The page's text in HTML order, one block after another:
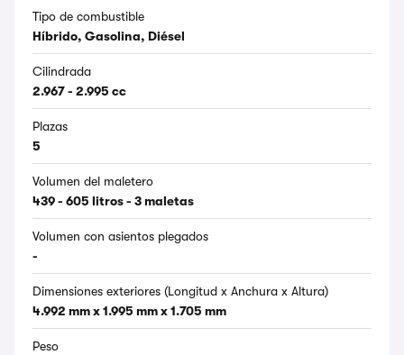
Tipo de combustible
Híbrido, Gasolina, Diésel
Cilindrada
2.967 - 2.995 cc
Plazas
5
Volumen del maletero
439 - 605 litros - 3 maletas
Volumen con asientos plegados
-
Dimensiones exteriores (Longitud x Anchura x Altura)
4.992 mm x 1.995 mm x 1.705 mm
Peso